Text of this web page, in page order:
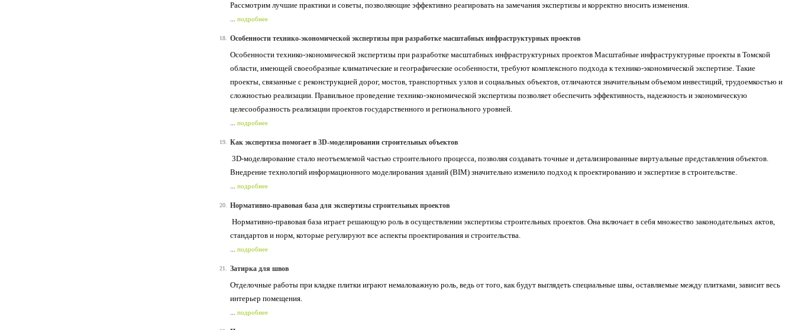
Рассмотрим лучшие практики и советы, позволяющие эффективно реагировать на замечания экспертизы и корректно вносить изменения.
подробнее
18. Особенности технико-экономической экспертизы при разработке масштабных инфраструктурных проектов
Особенности технико-экономической экспертизы при разработке масштабных инфраструктурных проектов Масштабные инфраструктурные проекты в Томской
области, имеющей своеобразные климатические и географические особенности, требуют комплексного подхода к технико-экономической экспертизе. Такие
проекты, связанные с реконструкцией дорог, мостов, транспортных узлов и социальных объектов, отличаются значительным объемом инвестиций, трудоемкостью и
сложностью реализации. Правильное проведение технико-экономической экспертизы позволяет обеспечить эффективность, надежность и экономическую
целесообразность реализации проектов государственного и регионального уровней.
подробнее
19. Как экспертиза помогает в 3D-моделировании строительных объектов
3D-моделирование стало неотъемлемой частью строительного процесса, позволяя создавать точные и детализированные виртуальные представления объектов.
Внедрение технологий информационного моделирования зданий (BIM) значительно изменило подход к проектированию и экспертизе в строительстве.
подробнее
20. Нормативно-правовая база для экспертизы строительных проектов
Нормативно-правовая база играет решающую роль в осуществлении экспертизы строительных проектов. Она включает в себя множество законодательных актов,
стандартов и норм, которые регулируют все аспекты проектирования и строительства.
подробнее
21. Затирка для швов
Отделочные работы при кладке плитки играют немаловажную роль, ведь от того, как будут выглядеть специальные швы, оставляемые между плитками, зависит весь
интерьер помещения.
подробнее